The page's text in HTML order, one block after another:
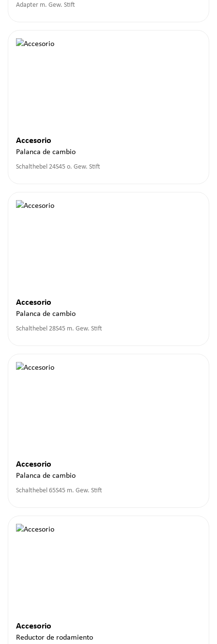
Adapter m. Gew. Stift
Accesorio
Palanca de cambio
Schalthebel 24S45 o. Gew. Stift
Accesorio
Palanca de cambio
Schalthebel 28S45 m. Gew. Stift
Accesorio
Palanca de cambio
Schalthebel 65S45 m. Gew. Stift
Accesorio
Reductor de rodamiento